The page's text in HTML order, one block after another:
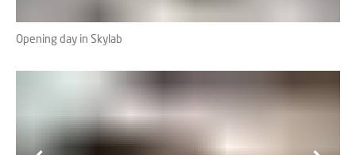
Opening day in Skylab